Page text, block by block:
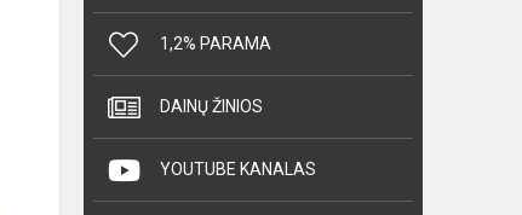
1,2% PARAMA
DAINŲ ŽINIOS
YOUTUBE KANALAS